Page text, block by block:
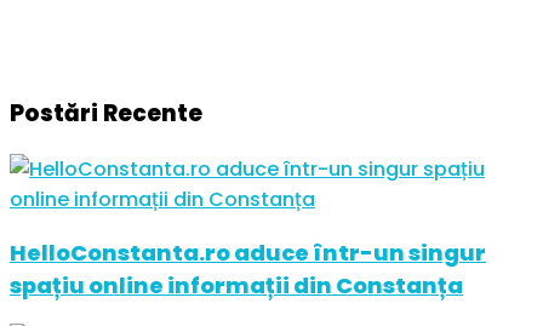
Postări Recente
HelloConstanta.ro aduce într-un singur
spațiu online informații din Constanța